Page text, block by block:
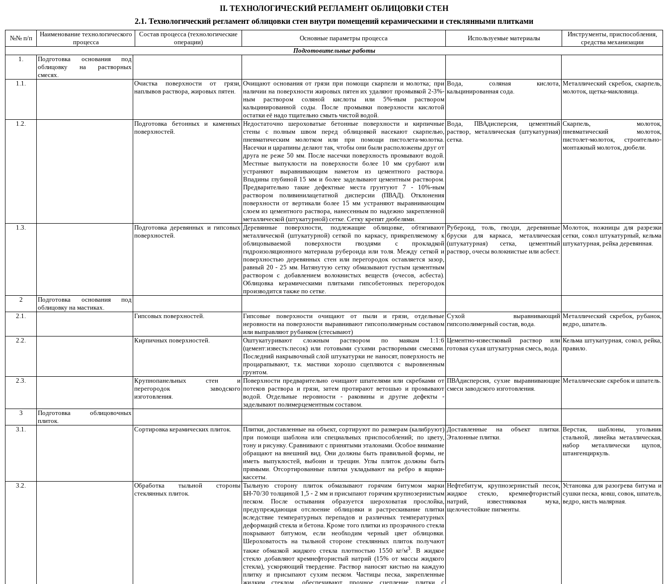
II. ТЕХНОЛОГИЧЕСКИЙ РЕГЛАМЕНТ ОБЛИЦОВКИ СТЕН
2.1. Технологический регламент облицовки стен внутри помещений керамическими и стеклянными плитками
№№ п/п
Наименование технологического
процесса
Состав процесса (технологические
операции)
Основные параметры процесса Используемые материалы
Инструменты, приспособления,
средства механизации
Подготовительные работы
1.
Подготовка основания под
облицовку на растворных
смесях.
1.1.
Очистка поверхности от грязи,
наплывов раствора, жировых пятен.
Очищают основания от грязи при помощи скарпели и молотка; при
наличии на поверхности жировых пятен их удаляют промывкой 2-3%-
ным раствором соляной кислоты или 5%-ным раствором
кальцинированной соды. После промывки поверхности кислотой
остатки её надо тщательно смыть чистой водой.
Вода, соляная кислота,
кальцинированная сода.
Металлический скребок, скарпель,
молоток, щетка-макловица.
1.2.
Подготовка бетонных и каменных
поверхностей.
Недостаточно шероховатые бетонные поверхности и кирпичные
стены с полным швом перед облицовкой насекают скарпелью,
пневматическим молотком или при помощи пистолета-молотка.
Насечки и царапины делают так, чтобы они были расположены друг от
друга не реже 50 мм. После насечки поверхность промывают водой.
Местные выпуклости на поверхности более 10 мм срубают или
устраняют выравнивающим наметом из цементного раствора.
Впадины глубиной 15 мм и более заделывают цементным раствором.
Предварительно такие дефектные места грунтуют 7 - 10%-ным
раствором поливинилацетатной дисперсии (ПВАД). Отклонения
поверхности от вертикали более 15 мм устраняют выравнивающим
слоем из цементного раствора, нанесенным по надежно закрепленной
металлической (штукатурной) сетке. Сетку крепят дюбелями.
Вода, ПВАдисперсия, цементный
раствор, металлическая (штукатурная)
сетка.
Скарпель, молоток,
пневматический молоток,
пистолет-молоток, строительно-
монтажный молоток, дюбели.
1.3.
Подготовка деревянных и гипсовых
поверхностей.
Деревянные поверхности, подлежащие облицовке, обтягивают
металлической (штукатурной) сеткой по каркасу, прикрепляемому к
облицовываемой поверхности гвоздями с прокладкой
гидроизоляционного материала рубероида или толя. Между сеткой и
поверхностью деревянных стен или перегородок оставляется зазор,
равный 20 - 25 мм. Натянутую сетку обмазывают густым цементным
раствором с добавлением волокнистых веществ (очесов, асбеста).
Облицовка керамическими плитками гипсобетонных перегородок
производится также по сетке.
Рубероид, толь, гвозди, деревянные
бруски для каркаса, металлическая
(штукатурная) сетка, цементный
раствор, очесы волокнистые или асбест.
Молоток, ножницы для разрезки
сетки, сокол штукатурный, кельма
штукатурная, рейка деревянная.
2
Подготовка основания под
облицовку на мастиках.
2.1.
Гипсовых поверхностей.
Гипсовые поверхности очищают от пыли и грязи, отдельные
неровности на поверхности выравнивают гипсополимерным составом
или выправляют рубанком (стесывают)
Сухой выравнивающий
гипсополимерный состав, вода.
Металлический скребок, рубанок,
ведро, шпатель.
2.2. Кирпичных поверхностей.
Оштукатуривают сложным раствором по маякам 1:1:6
(цемент:известь:песок) или готовыми сухими растворными смесями.
Последний накрывочный слой штукатурки не наносят, поверхность не
процарапывают, т.к. мастики хорошо сцепляются с выровненным
грунтом.
Цементно-известковый раствор или
готовая сухая штукатурная смесь, вода.
Кельма штукатурная, сокол, рейка,
правило.
2.3.
Крупнопанельных стен и
перегородок заводского
изготовления.
Поверхности предварительно очищают шпателями или скребками от
потеков раствора и грязи, затем протирают ветошью и промывают
водой. Отдельные неровности - раковины и другие дефекты -
заделывают полимерцементным составом.
ПВАдисперсия, сухие выравнивающие
смеси заводского изготовления.
Металлические скребок и шпатель.
3
Подготовка облицовочных
плиток.
3.1.
Сортировка керамических плиток.
Плитки, доставленные на объект, сортируют по размерам (калибруют)
при помощи шаблона или специальных приспособлений; по цвету,
тону и рисунку. Сравнивают с принятыми эталонами. Особое внимание
обращают на внешний вид. Они должны быть правильной формы, не
иметь выпуклостей, выбоин и трещин. Углы плиток должны быть
прямыми. Отсортированные плитки укладывают на ребро в ящики-
кассеты.
Доставленные на объект плитки.
Эталонные плитки.
Верстак, шаблоны, угольник
стальной, линейка металлическая,
набор металлически щупов,
штангенциркуль.
3.2.
Обработка тыльной стороны
стеклянных плиток.
Тыльную сторону плиток обмазывают горячим битумом марки
БН-70/30 толщиной 1,5 - 2 мм и присыпают горячим крупнозернистым
песком. После остывания образуется шероховатая прослойка,
предупреждающая отслоение облицовки и растрескивание плитки
вследствие температурных перепадов и различных температурных
деформаций стекла и бетона. Кроме того плитки из прозрачного стекла
покрывают битумом, если необходим черный цвет облицовки.
Шероховатость на тыльной стороне стеклянных плиток получают
также обмазкой жидкого стекла плотностью 1550 кг/м3. В жидкое
стекло добавляют кремнефтористый натрий (15% от массы жидкого
стекла), ускоряющий твердение. Раствор наносят кистью на каждую
плитку и присыпают сухим песком. Частицы песка, закрепленные
жидким стеклом, обеспечивают прочное сцепление плитки с
Нефтебитум, крупнозернистый песок,
жидкое стекло, кремнефтористый
натрий, известняковая мука,
щелочестойкие пигменты.
Установка для разогрева битума и
сушки песка, ковш, совок, шпатель,
ведро, кисть малярная.